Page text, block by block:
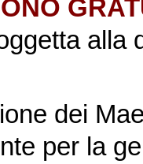
alla
dei
per la